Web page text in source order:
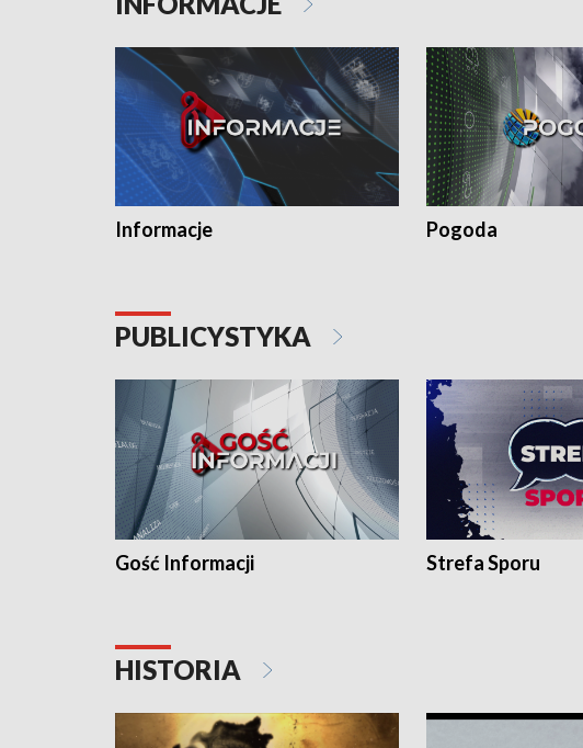
Informacje Pogoda
PUBLICYSTYKA
Gość Informacji Strefa Sporu
HISTORIA